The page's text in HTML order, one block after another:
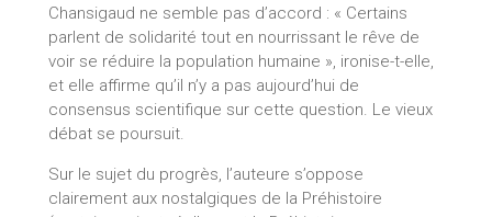
Chansigaud ne semble pas d’accord : « Certains
parlent de solidarité tout en nourrissant le rêve de
voir se réduire la population humaine », ironise-t-elle,
et elle affirme qu’il n’y a pas aujourd’hui de
consensus scientifique sur cette question. Le vieux
débat se poursuit.
Sur le sujet du progrès, l’auteure s’oppose
clairement aux nostalgiques de la Préhistoire